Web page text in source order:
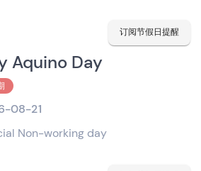
订阅节假日提醒
Aquino Day
08-21
Non-working day